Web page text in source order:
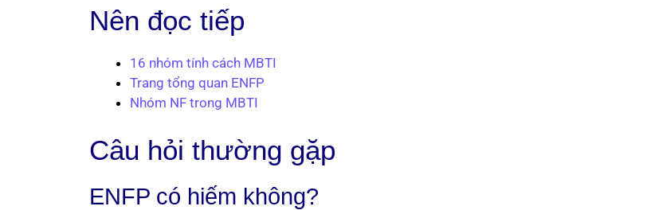
Nên đọc tiếp
16 nhóm tính cách MBTI
Trang tổng quan ENFP
Nhóm NF trong MBTI
Câu hỏi thường gặp
ENFP có hiếm không?